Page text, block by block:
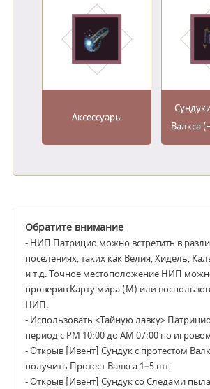
Аксессуары
Валкса
Обратите внимание
- НИП Патрицио можно встретить в
поселениях, таких как Велия, Хидель,
и т.д. Точное местоположение НИП
проверив Карту мира (M) или
НИП.
- Использовать <Тайную лавку>
период с PM 10:00 до AM 07:00 по
- Открыв [Ивент] Сундук с протестом
получить Протест Валкса 1–5 шт.
- Открыв [Ивент] Сундук со Следами